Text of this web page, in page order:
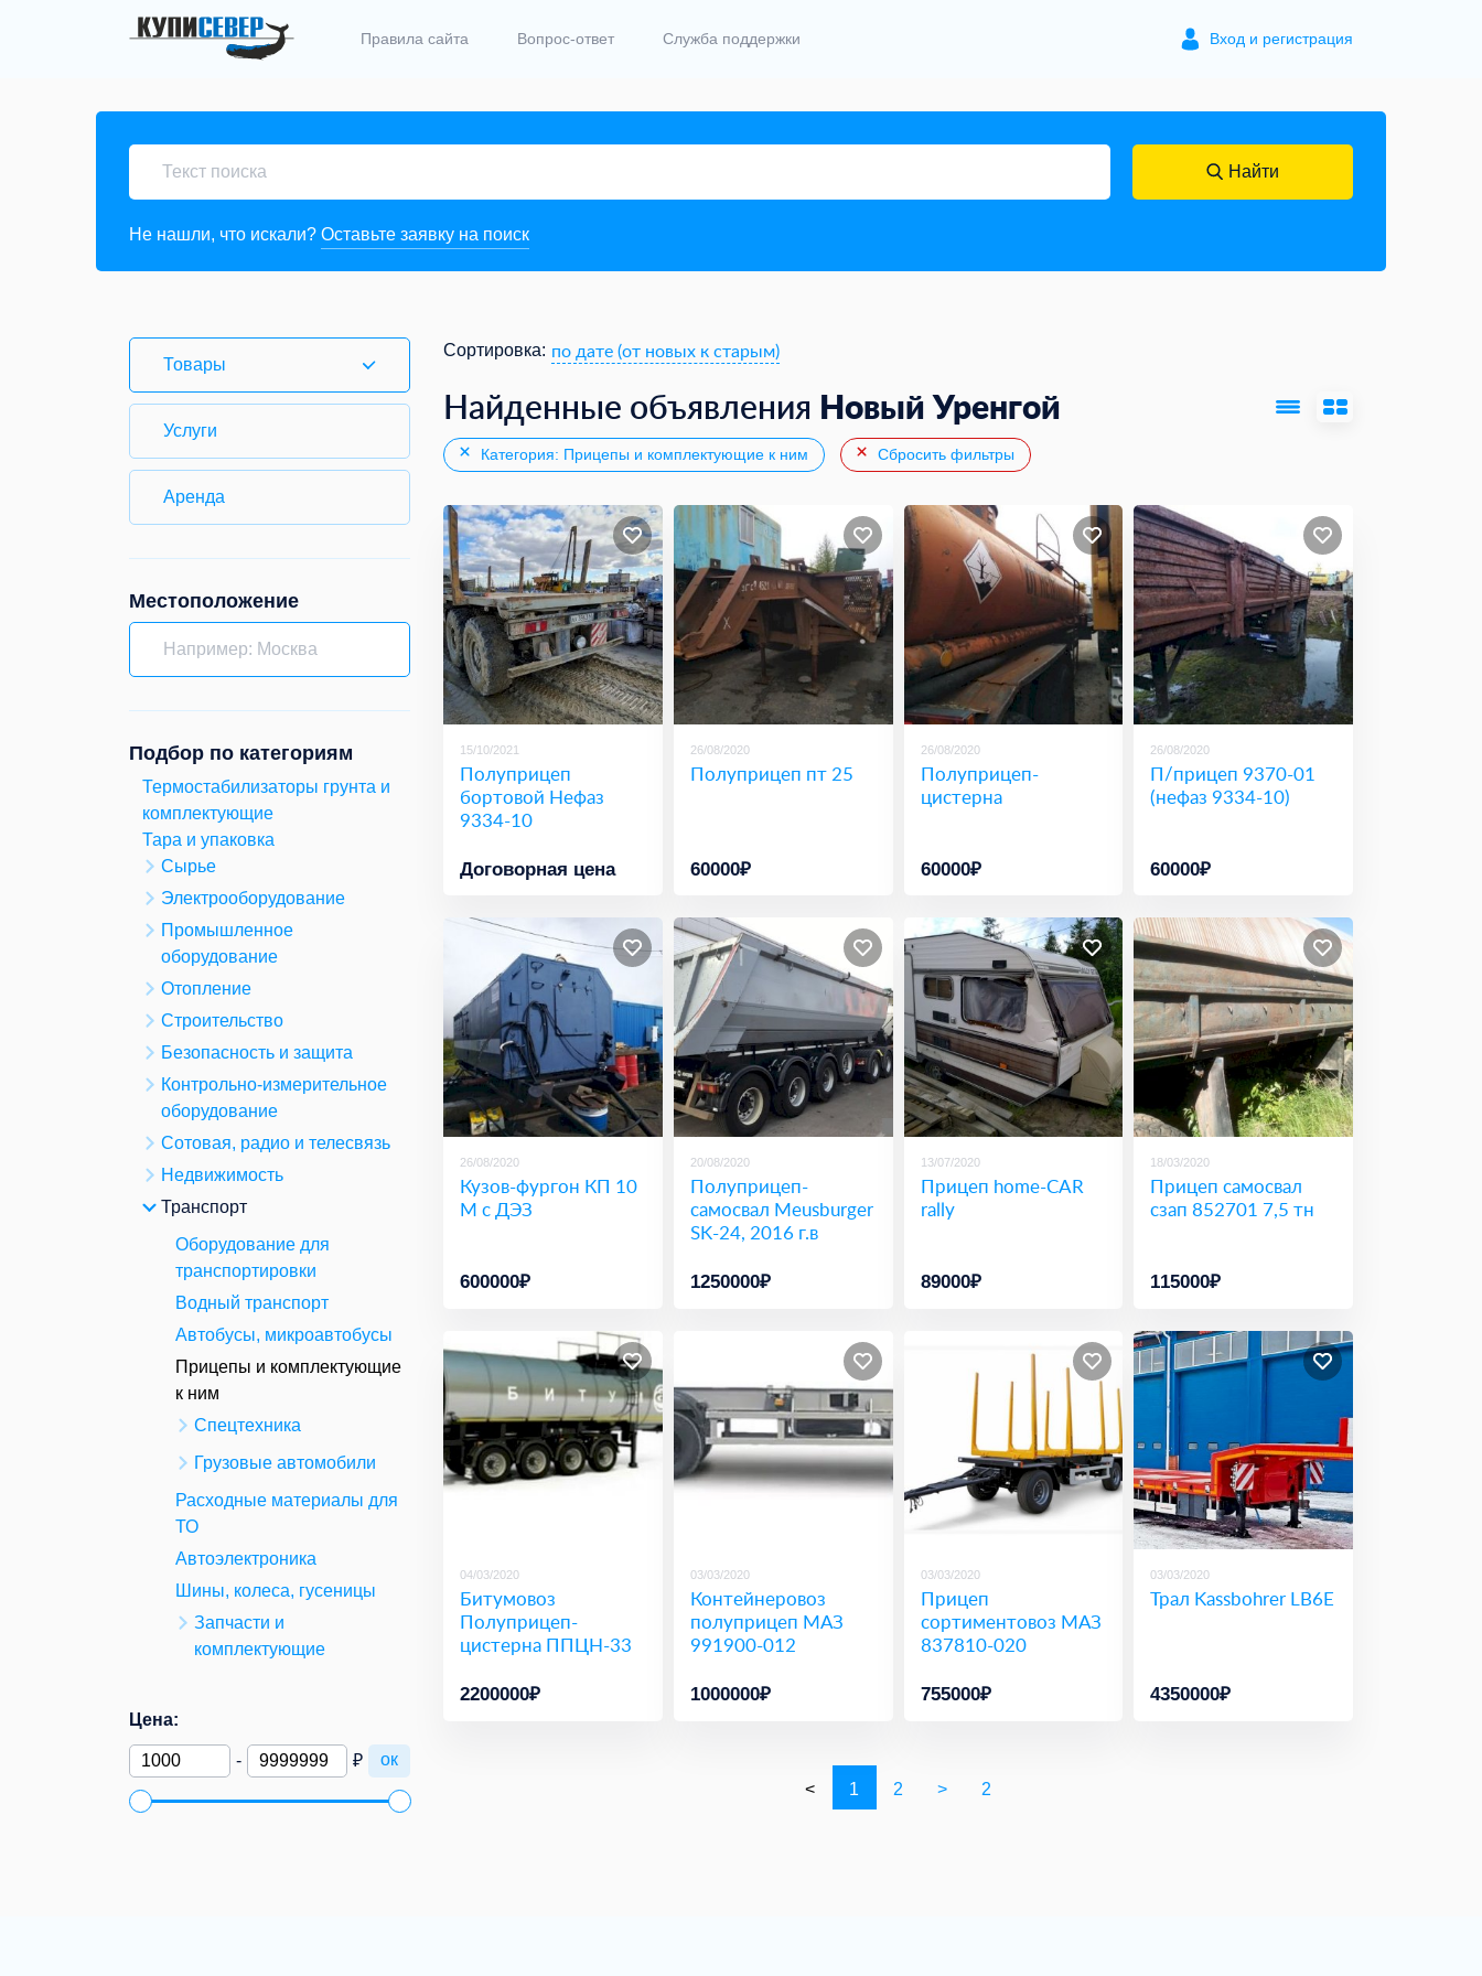
Правила сайта Вопрос-ответ Служба поддержки Вход и регистрация
Найти
Не нашли, что искали? Оставьте заявку на поиск
Товары
Услуги
Аренда
Местоположение
Подбор по категориям
Термостабилизаторы грунта и
комплектующие
Тара и упаковка
Сырье
Электрооборудование
Промышленное
оборудование
Отопление
Строительство
Безопасность и защита
Контрольно-измерительное
оборудование
Сотовая, радио и телесвязь
Недвижимость
Транспорт
Оборудование для
транспортировки
Водный транспорт
Автобусы, микроавтобусы
Прицепы и комплектующие
к ним
Спецтехника
Грузовые автомобили
Расходные материалы для
ТО
Автоэлектроника
Шины, колеса, гусеницы
Запчасти и
комплектующие
Цена:
- ₽ ок
Сортировка: по дате (от новых к старым)
Найденные объявления Новый Уренгой
Категория: Прицепы и комплектующие к ним Сбросить фильтры
15/10/2021
Полуприцеп
бортовой Нефаз
9334-10
Договорная цена
26/08/2020
Полуприцеп пт 25
60000₽
26/08/2020
Полуприцеп-
цистерна
60000₽
26/08/2020
П/прицеп 9370-01
(нефаз 9334-10)
60000₽
26/08/2020
Кузов-фургон КП 10
М с ДЭЗ
600000₽
20/08/2020
Полуприцеп-
самосвал Meusburger
SK-24, 2016 г.в
1250000₽
13/07/2020
Прицеп home-CAR
rally
89000₽
18/03/2020
Прицеп самосвал
сзап 852701 7,5 тн
115000₽
04/03/2020
Битумовоз
Полуприцеп-
цистерна ППЦН-33
2200000₽
03/03/2020
Контейнеровоз
полуприцеп МАЗ
991900-012
1000000₽
03/03/2020
Прицеп
сортиментовоз МАЗ
837810-020
755000₽
03/03/2020
Трал Kassbohrer LB6E
4350000₽
< 1 2 > 2